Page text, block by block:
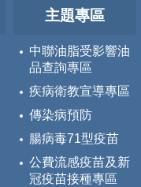
主題專區
中聯油脂受影響油
品查詢專區
疾病衛教宣導專區
傳染病預防
腸病毒71型疫苗
公費流感疫苗及新
冠疫苗接種專區